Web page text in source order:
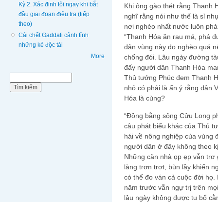
Kỳ 2. Xác định tội ngay khi bắt
đầu giai đoạn điều tra (tiếp
theo)
Cái chết Gaddafi cảnh tỉnh
những kẻ độc tài
More
Khi ông gào thét rằng Thanh
nghĩ rằng nói như thế là sỉ
nơi nghèo nhất nước luôn
“Thanh Hóa ăn rau má, phá
dân vùng này do nghèo quá
chống đói. Lâu ngày đường
đấy người dân Thanh Hóa
Thủ tướng Phúc đem Thanh
nhỏ có phải là ẩn ý rằng dân
Hóa là cùng?
“Đồng bằng sông Cửu Long
câu phát biểu khác của Thủ
hái về nông nghiệp của vùng
người dân ở đây không theo
Những căn nhà ọp ẹp vẫn
làng trơn trợt, bùn lầy khiến
có thể đo ván cả cuộc đời
năm trước vẫn ngự trị trên
lâu ngày không được tu bổ